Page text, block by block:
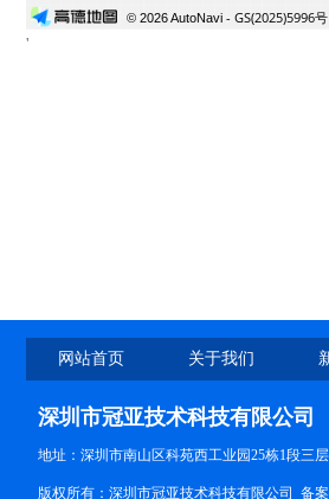
'
网站首页 关于我们
深圳市冠亚技术科技有限公司
地址：深圳市南山区科苑西工业园25栋1段三层
版权所有：深圳市冠亚技术科技有限公司 备案